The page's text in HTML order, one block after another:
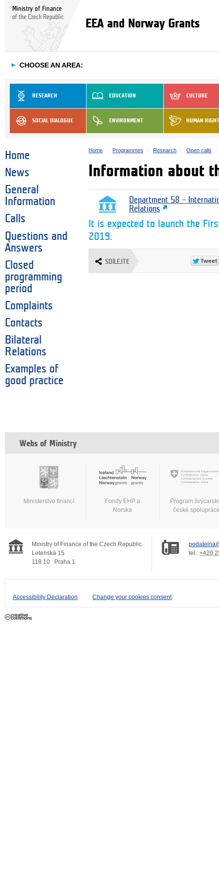
Ministry of Finance
of the Czech Republic
EEA and Norway Grants
► CHOOSE AN AREA:
RESEARCH EDUCATION CULTURE
SOCIAL DIALOGUE ENVIRONMENT HUMAN
Home
News
General
Information
Calls
Questions and
Answers
Closed
programming
period
Complaints
Contacts
Bilateral
Relations
Examples of
good practice
Home Programmes Research Open calls
Information about
Department 58 –
Relations
It is expected to launch the
2019.
SDÍLEJTE
Webs of Ministry
Ministerstvo financí
Fondy EHP a
Norska
Program
české
Ministry of Finance of the Czech Republic
Letenská 15
118 10
Praha 1
tel.: +420
Accessibility Declaration Change your cookies consent